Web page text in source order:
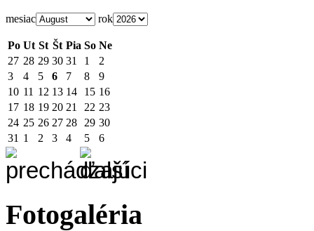
mesiac rok
Po Ut St Št Pia So Ne
27 28 29 30 31 1
2
3
4 5 6 7 8
9
10 11 12 13 14 15 16
17 18 19 20 21 22 23
24 25 26 27 28 29 30
31 1 2 3 4 5 6
Fotogaléria